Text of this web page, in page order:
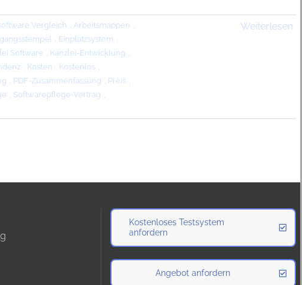
Vergleich , Arbeitsmappen ,
, Einplatzsystem ,
Software , Kanzlei-Entwicklung ,
, Kosten , Kostenlos ,
, PDF-Zusammenfassung , Preis ,
, Softwarepflege-Vertrag ,
Weiterlesen
Kostenloses Testsystem
anfordern
Angebot anfordern